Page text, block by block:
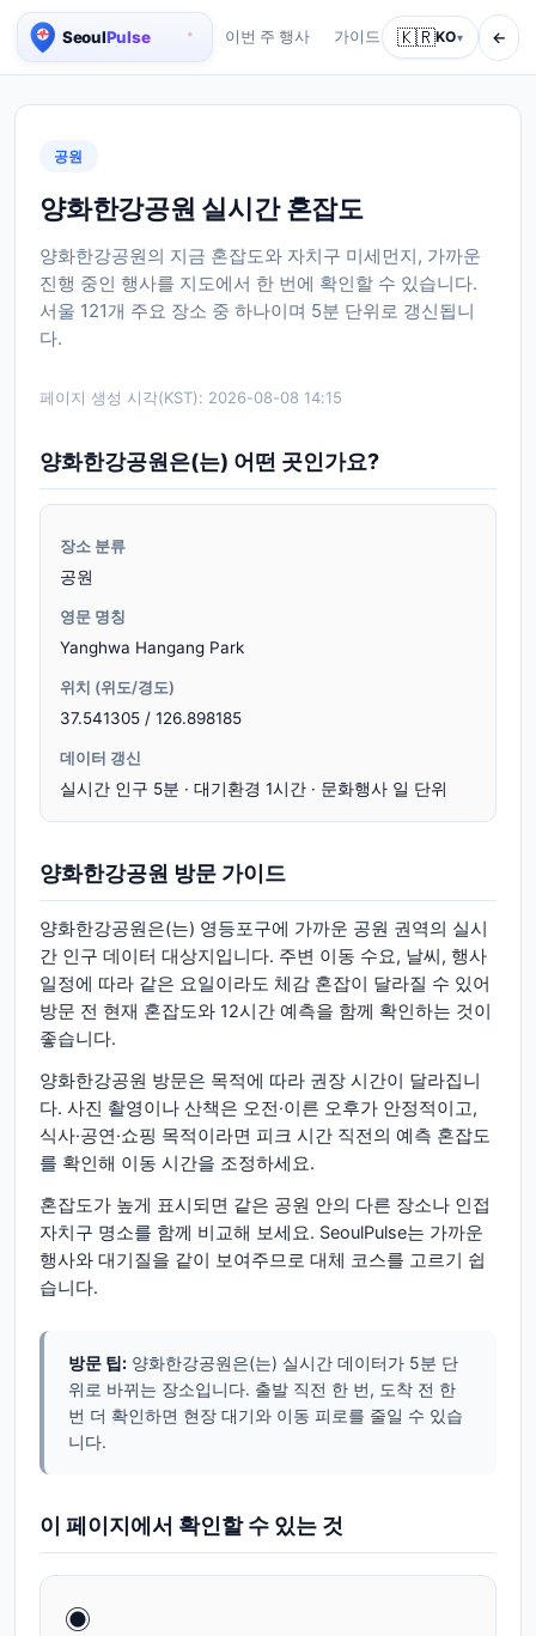
서울 실시간 인구 지도
이번 주 행사 가이드 회사 소개 서비
🇰🇷KO▾ ←
공원
양화한강공원 실시간 혼잡도
양화한강공원의 지금 혼잡도와 자치구 미세먼지, 가까운
진행 중인 행사를 지도에서 한 번에 확인할 수 있습니다.
서울 121개 주요 장소 중 하나이며 5분 단위로 갱신됩니
다.
페이지 생성 시각(KST): 2026-08-08 14:15
양화한강공원은(는) 어떤 곳인가요?
장소 분류
공원
영문 명칭
Yanghwa Hangang Park
위치 (위도/경도)
37.541305 / 126.898185
데이터 갱신
실시간 인구 5분 · 대기환경 1시간 · 문화행사 일 단위
양화한강공원 방문 가이드
양화한강공원은(는) 영등포구에 가까운 공원 권역의 실시
간 인구 데이터 대상지입니다. 주변 이동 수요, 날씨, 행사
일정에 따라 같은 요일이라도 체감 혼잡이 달라질 수 있어
방문 전 현재 혼잡도와 12시간 예측을 함께 확인하는 것이
좋습니다.
양화한강공원 방문은 목적에 따라 권장 시간이 달라집니
다. 사진 촬영이나 산책은 오전·이른 오후가 안정적이고,
식사·공연·쇼핑 목적이라면 피크 시간 직전의 예측 혼잡도
를 확인해 이동 시간을 조정하세요.
혼잡도가 높게 표시되면 같은 공원 안의 다른 장소나 인접
자치구 명소를 함께 비교해 보세요. SeoulPulse는 가까운
행사와 대기질을 같이 보여주므로 대체 코스를 고르기 쉽
습니다.
방문 팁: 양화한강공원은(는) 실시간 데이터가 5분 단
위로 바뀌는 장소입니다. 출발 직전 한 번, 도착 전 한
번 더 확인하면 현장 대기와 이동 피로를 줄일 수 있습
니다.
이 페이지에서 확인할 수 있는 것
◉